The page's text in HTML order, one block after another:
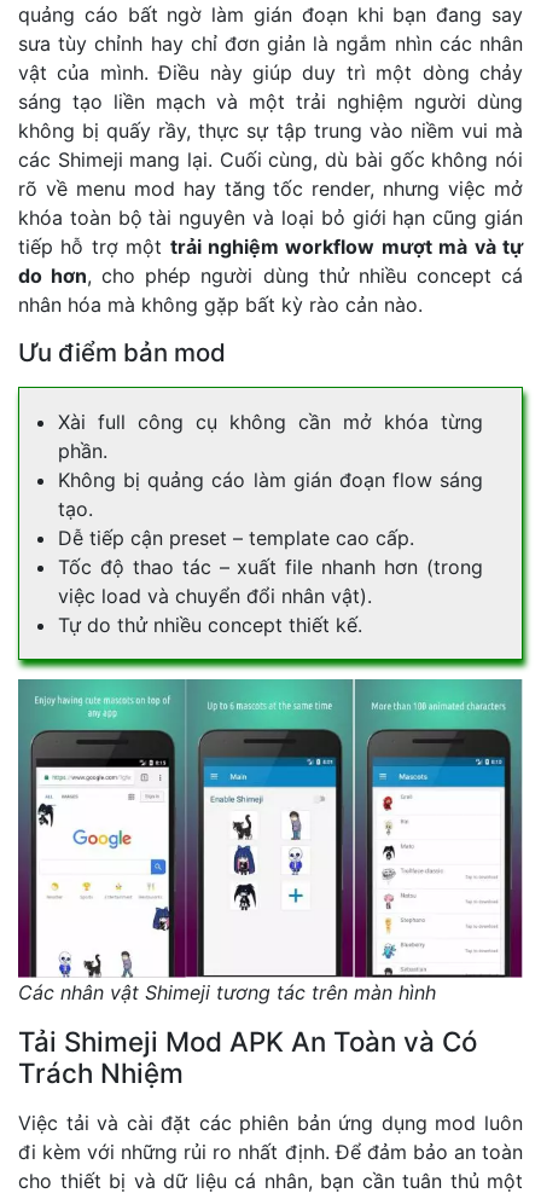
quảng cáo bất ngờ làm gián đoạn khi bạn đang say
sưa tùy chỉnh hay chỉ đơn giản là ngắm nhìn các nhân
vật của mình. Điều này giúp duy trì một dòng chảy
sáng tạo liền mạch và một trải nghiệm người dùng
không bị quấy rầy, thực sự tập trung vào niềm vui mà
các Shimeji mang lại. Cuối cùng, dù bài gốc không nói
rõ về menu mod hay tăng tốc render, nhưng việc mở
khóa toàn bộ tài nguyên và loại bỏ giới hạn cũng gián
tiếp hỗ trợ một trải nghiệm workflow mượt mà và tự
do hơn, cho phép người dùng thử nhiều concept cá
nhân hóa mà không gặp bất kỳ rào cản nào.
Ưu điểm bản mod
Xài full công cụ không cần mở khóa từng
phần.
Không bị quảng cáo làm gián đoạn flow sáng
tạo.
Dễ tiếp cận preset – template cao cấp.
Tốc độ thao tác – xuất file nhanh hơn (trong
việc load và chuyển đổi nhân vật).
Tự do thử nhiều concept thiết kế.
Các nhân vật Shimeji tương tác trên màn hình
Tải Shimeji Mod APK An Toàn và Có
Trách Nhiệm
Việc tải và cài đặt các phiên bản ứng dụng mod luôn
đi kèm với những rủi ro nhất định. Để đảm bảo an toàn
cho thiết bị và dữ liệu cá nhân, bạn cần tuân thủ một